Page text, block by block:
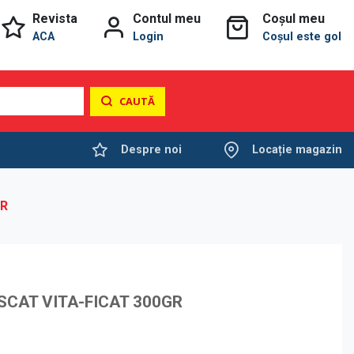
Revista
ACA
Contul meu
Login
Coșul meu
Coșul este gol
CAUTĂ
Despre noi Locație magazin
VITA-FICAT 300GR